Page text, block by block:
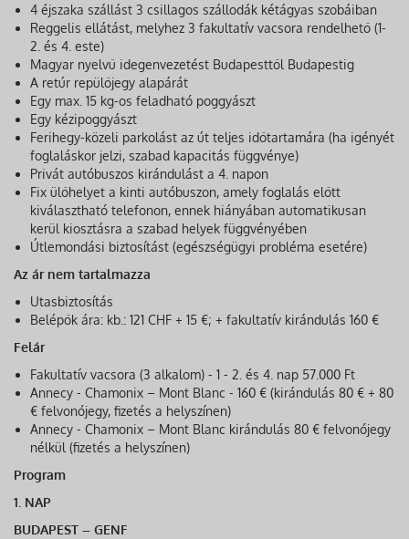
4 éjszaka szállást 3 csillagos szállodák kétágyas szobáiban
Reggelis ellátást, melyhez 3 fakultatív vacsora rendelhető (1-
2. és 4. este)
Magyar nyelvű idegenvezetést Budapesttől Budapestig
A retúr repülőjegy alapárát
Egy max. 15 kg-os feladható poggyászt
Egy kézipoggyászt
Ferihegy-közeli parkolást az út teljes időtartamára (ha igényét
foglaláskor jelzi, szabad kapacitás függvénye)
Privát autóbuszos kirándulást a 4. napon
Fix ülőhelyet a kinti autóbuszon, amely foglalás előtt
kiválasztható telefonon, ennek hiányában automatikusan
kerül kiosztásra a szabad helyek függvényében
Útlemondási biztosítást (egészségügyi probléma esetére)
Az ár nem tartalmazza
Utasbiztosítás
Belépők ára: kb.: 121 CHF + 15 €; + fakultatív kirándulás 160 €
Felár
Fakultatív vacsora (3 alkalom) - 1 - 2. és 4. nap 57.000 Ft
Annecy - Chamonix – Mont Blanc - 160 € (kirándulás 80 € + 80
€ felvonójegy, fizetés a helyszínen)
Annecy - Chamonix – Mont Blanc kirándulás 80 € felvonójegy
nélkül (fizetés a helyszínen)
Program
1. NAP
BUDAPEST – GENF